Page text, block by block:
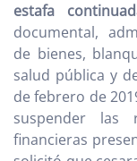
estafa
documental,
de bienes,
salud pública y
de febrero de
suspender las
financieras